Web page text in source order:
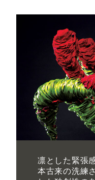
凛とした緊張
本古来の洗練